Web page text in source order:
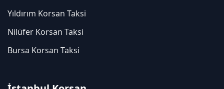
Yıldırım Korsan Taksi
Nilüfer Korsan Taksi
Bursa Korsan Taksi